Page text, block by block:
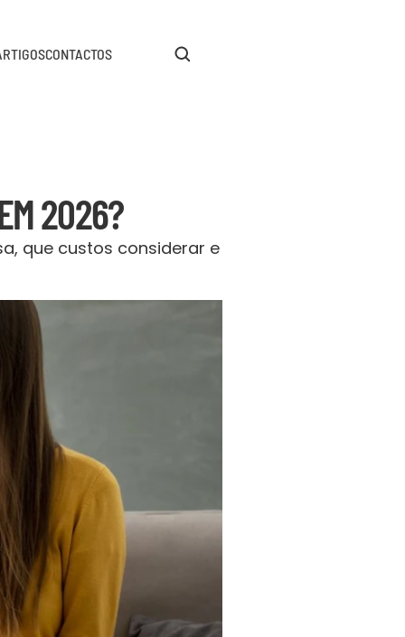
CONTACTOS
2026?
que custos considerar e